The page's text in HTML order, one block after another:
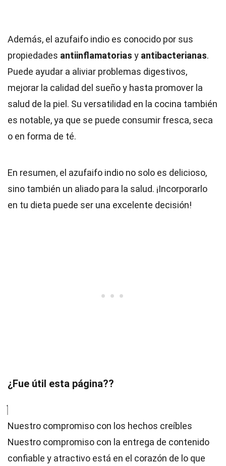
Además, el azufaifo indio es conocido por sus
propiedades antiinflamatorias y antibacterianas.
Puede ayudar a aliviar problemas digestivos,
mejorar la calidad del sueño y hasta promover la
salud de la piel. Su versatilidad en la cocina también
es notable, ya que se puede consumir fresca, seca
o en forma de té.
En resumen, el azufaifo indio no solo es delicioso,
sino también un aliado para la salud. ¡Incorporarlo
en tu dieta puede ser una excelente decisión!
¿Fue útil esta página??
Nuestro compromiso con los hechos creíbles
Nuestro compromiso con la entrega de contenido
confiable y atractivo está en el corazón de lo que